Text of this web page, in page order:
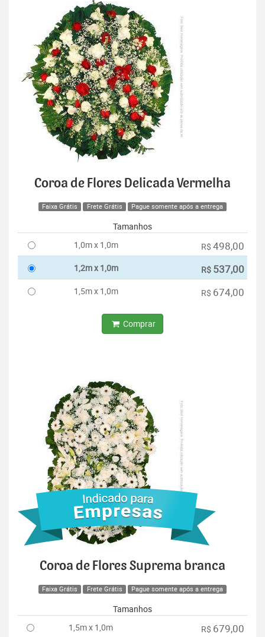
Coroa de Flores Delicada Vermelha
Faixa Grátis Frete Grátis Pague somente após a entrega
Tamanhos
1,0m x 1,0m
R$ 498,00
1,2m x 1,0m R$ 537,00
1,5m x 1,0m R$ 674,00
Comprar
Coroa de Flores Suprema branca
Faixa Grátis Frete Grátis Pague somente após a entrega
Tamanhos
1,5m x 1,0m
R$ 679,00